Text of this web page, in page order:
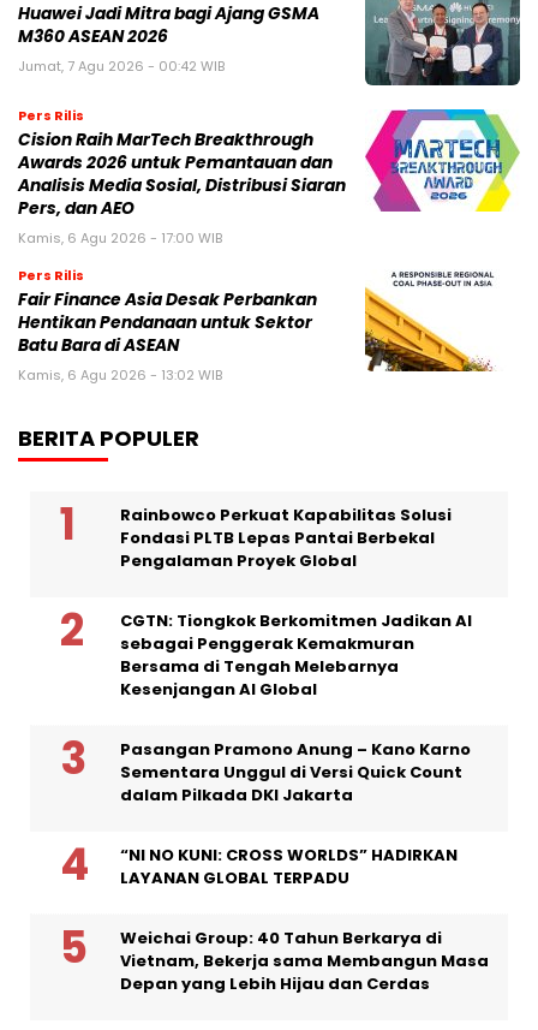
Huawei Jadi Mitra bagi Ajang GSMA
M360 ASEAN 2026
Jumat, 7 Agu 2026 - 00:42 WIB
Pers Rilis
Cision Raih MarTech Breakthrough
Awards 2026 untuk Pemantauan dan
Analisis Media Sosial, Distribusi Siaran
Pers, dan AEO
Kamis, 6 Agu 2026 - 17:00 WIB
Pers Rilis
Fair Finance Asia Desak Perbankan
Hentikan Pendanaan untuk Sektor
Batu Bara di ASEAN
Kamis, 6 Agu 2026 - 13:02 WIB
BERITA POPULER
Rainbowco Perkuat Kapabilitas Solusi
Fondasi PLTB Lepas Pantai Berbekal
Pengalaman Proyek Global
CGTN: Tiongkok Berkomitmen Jadikan AI
sebagai Penggerak Kemakmuran
Bersama di Tengah Melebarnya
Kesenjangan AI Global
Pasangan Pramono Anung – Kano Karno
Sementara Unggul di Versi Quick Count
dalam Pilkada DKI Jakarta
“NI NO KUNI: CROSS WORLDS” HADIRKAN
LAYANAN GLOBAL TERPADU
Weichai Group: 40 Tahun Berkarya di
Vietnam, Bekerja sama Membangun Masa
Depan yang Lebih Hijau dan Cerdas